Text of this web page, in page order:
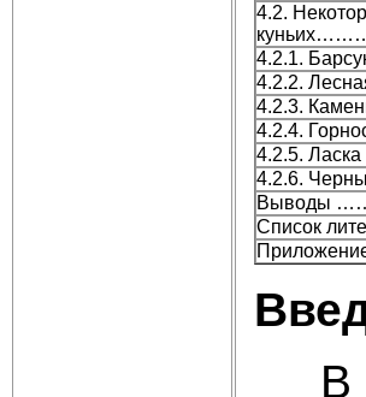
4.2.
4.2.1.
4.2.2.
4.2.3.
4.2.4.
4.2.5.
4.2.6.
Список
В